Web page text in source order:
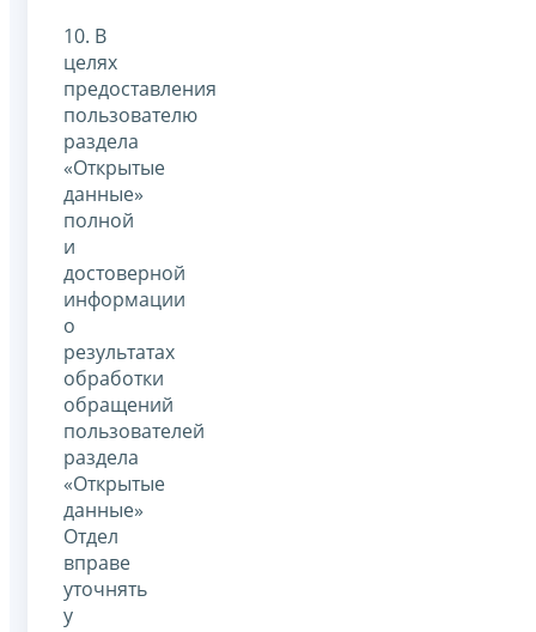
10. В
целях
предоставления
пользователю
раздела
«Открытые
данные»
полной
и
достоверной
информации
о
результатах
обработки
обращений
пользователей
раздела
«Открытые
данные»
Отдел
вправе
уточнять
у